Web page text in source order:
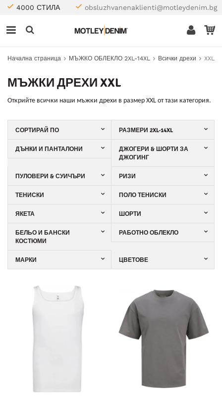
4000 СТИЛА obsluzhvanenaklienti@motleydenim.bg
Начална страница МЪЖКО ОБЛЕКЛО 2XL-14XL Всички дрехи XXL
МЪЖКИ ДРЕХИ XXL
Открийте всички наши мъжки дрехи в размер XXL от тази категория.
СОРТИРАЙ ПО РАЗМЕРИ 2XL-14XL
ДЪНКИ И ПАНТАЛОНИ
ДЖОГЕРИ & ШОРТИ ЗА
ДЖОГИНГ
ПУЛОВЕРИ & СУИЧЪРИ РИЗИ
ТЕНИСКИ ПОЛО ТЕНИСКИ
ЯКЕТА ШОРТИ
БЕЛЬО И БАНСКИ
КОСТЮМИ
РАБОТНО ОБЛЕКЛО
МАРКИ ЦВЕТОВЕ